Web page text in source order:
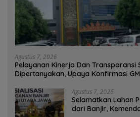
Agustus 7, 2026
Pelayanan Kinerja Dan Transparansi
Dipertanyakan, Upaya Konfirmasi GM
Agustus 7, 2026
Selamatkan Lahan
dari Banjir,